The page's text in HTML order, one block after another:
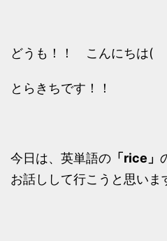
どうも！！ こんにちは(
とらきちです！！
今日は、英単語の 「rice」
お話しして行こうと思いま